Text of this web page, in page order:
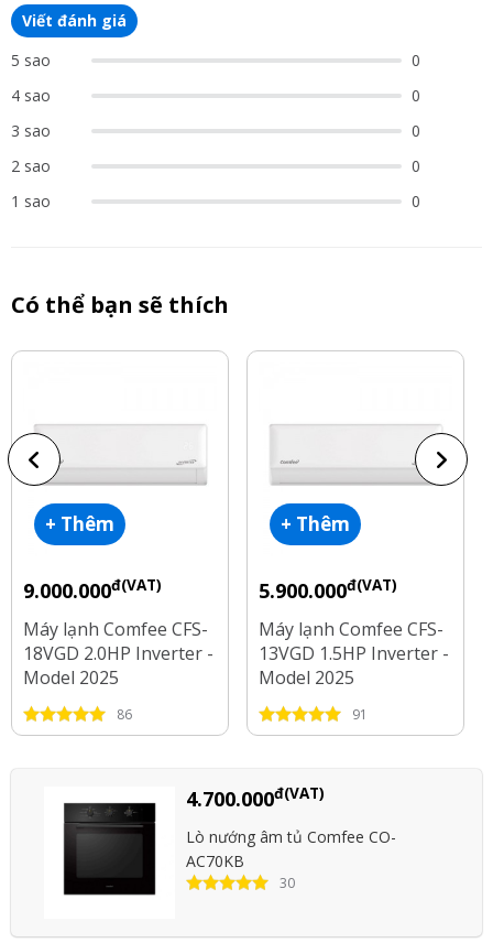
Viết đánh giá
5 sao
0
4 sao
0
3 sao
0
2 sao
0
1 sao
0
Có thể bạn sẽ thích
+ Thêm
9.000.000đ(VAT)
Máy lạnh Comfee CFS-
18VGD 2.0HP Inverter -
Model 2025
86
+ Thêm
5.900.000đ(VAT)
Máy lạnh Comfee CFS-
13VGD 1.5HP Inverter -
Model 2025
91
4.700.000đ(VAT)
Lò nướng âm tủ Comfee CO-
AC70KB
30